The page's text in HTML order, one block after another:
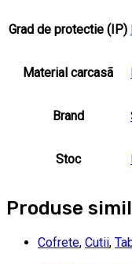
Grad de protectie (IP)
Material carcasã
Brand
Stoc
Produse
Cofrete, Cutii,